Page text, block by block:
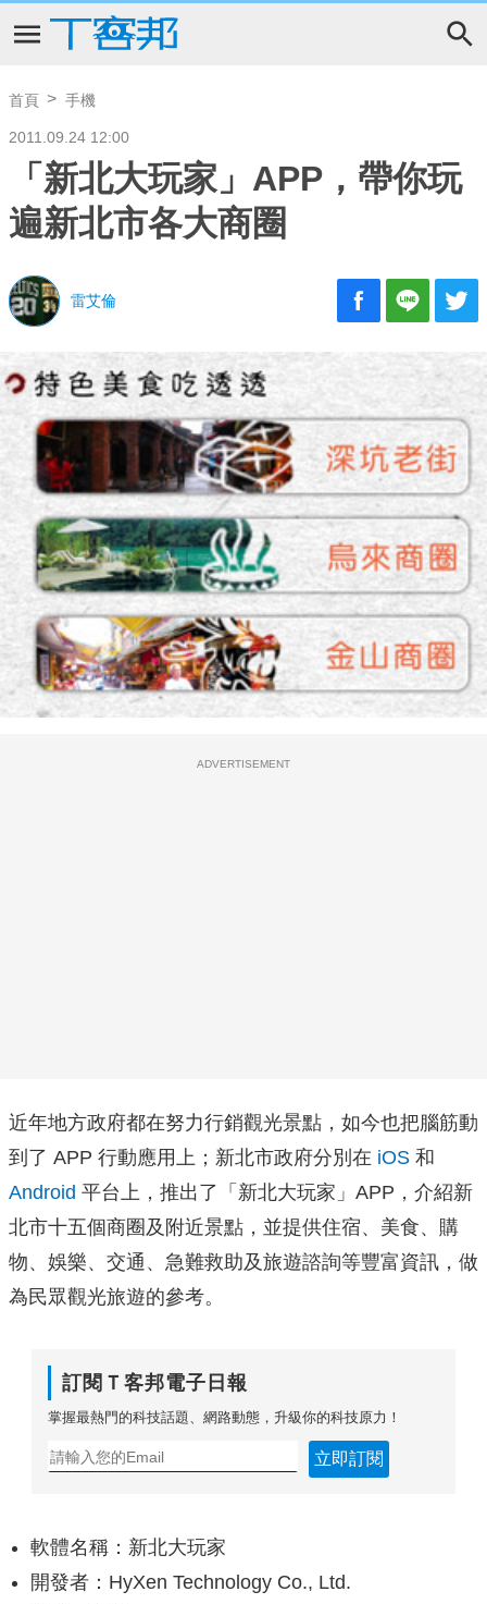
首頁 手機
2011.09.24 12:00
「新北大玩家」APP，帶你玩
遍新北市各大商圈
雷艾倫
ADVERTISEMENT
近年地方政府都在努力行銷觀光景點，如今也把腦筋動
到了 APP 行動應用上；新北市政府分別在 iOS 和
Android 平台上，推出了「新北大玩家」APP，介紹新
北市十五個商圈及附近景點，並提供住宿、美食、購
物、娛樂、交通、急難救助及旅遊諮詢等豐富資訊，做
為民眾觀光旅遊的參考。
訂閱Ｔ客邦電子日報
掌握最熱門的科技話題、網路動態，升級你的科技原力！
立即訂閱
軟體名稱：新北大玩家
開發者：HyXen Technology Co., Ltd.